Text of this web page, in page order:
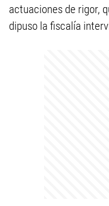
actuaciones de rigor,
dipuso la fiscalía